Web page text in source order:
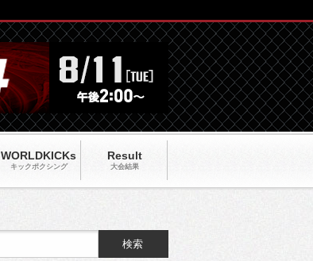
WORLDKICKs
キックポクシング
Result
大会結果